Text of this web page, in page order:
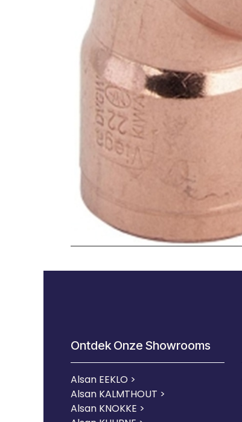
Ontdek Onze Showrooms
Alsan EEKLO >
Alsan KALMTHOUT >
Alsan KNOKKE >